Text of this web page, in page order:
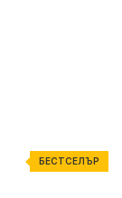
БЕСТСЕЛЪР